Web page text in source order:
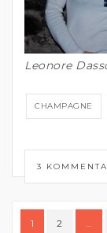
Leonore
CHAMPAGNE
3
1 2 …